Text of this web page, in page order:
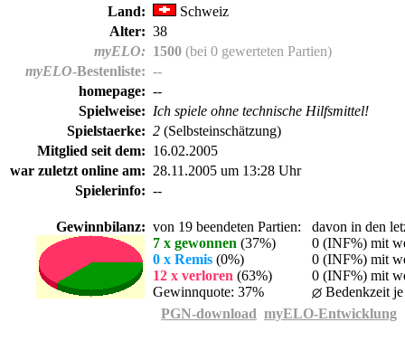
Land:
Schweiz
Alter: 38
myELO: 1500 (bei 0 gewerteten Partien)
myELO-Bestenliste: --
homepage: --
Spielweise: Ich spiele ohne technische Hilfsmittel!
Spielstaerke: 2 (Selbsteinschätzung)
Mitglied seit dem: 16.02.2005
war zuletzt online am: 28.11.2005 um 13:28 Uhr
Spielerinfo: --
Gewinnbilanz: von 19 beendeten Partien: davon in den
7 x gewonnen (37%)
0 (INF%) mit
0 x Remis (0%)
0 (INF%) mit
12 x verloren (63%)
0 (INF%) mit
Gewinnquote: 37%
Bedenkzeit
PGN-download myELO-Entwicklung